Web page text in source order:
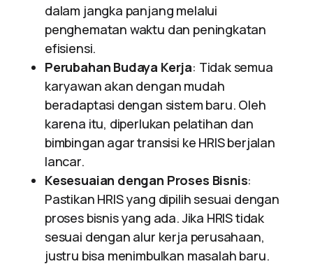
dalam jangka panjang melalui
penghematan waktu dan peningkatan
efisiensi.
Perubahan Budaya Kerja: Tidak semua
karyawan akan dengan mudah
beradaptasi dengan sistem baru. Oleh
karena itu, diperlukan pelatihan dan
bimbingan agar transisi ke HRIS berjalan
lancar.
Kesesuaian dengan Proses Bisnis:
Pastikan HRIS yang dipilih sesuai dengan
proses bisnis yang ada. Jika HRIS tidak
sesuai dengan alur kerja perusahaan,
justru bisa menimbulkan masalah baru.